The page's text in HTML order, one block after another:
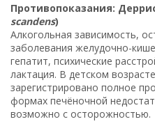
Противопоказания:
scandens)
Алкогольная зависимость,
заболевания желудочно-
гепатит, психические
лактация. В детском
зарегистрировано полное
формах печёночной
возможно с осторожностью.